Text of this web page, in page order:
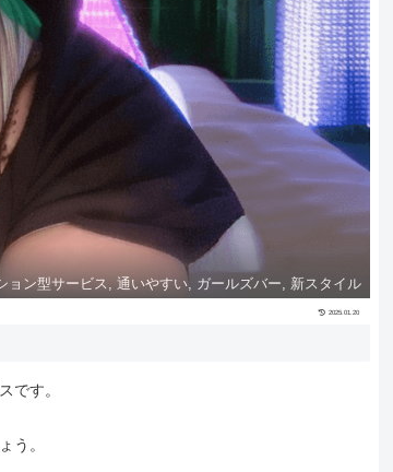
ョン型サービス, 通いやすい, ガールズバー, 新スタイル
2025.01.20
です。
う。